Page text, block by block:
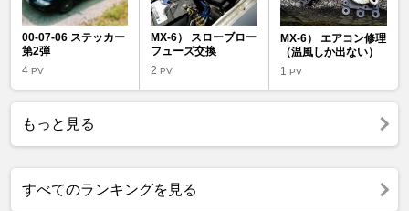
00-07-06 ステッカー
第2弾
4 PV
MX-6） スローブロー
フューズ交換
2PV
MX-6） エアコン修理
（温風しか出ない）
1 PV
もっと見る
すべてのランキングを見る